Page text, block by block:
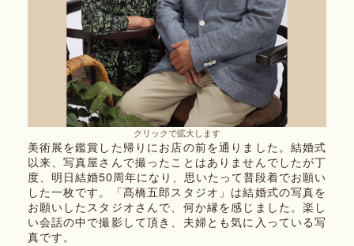
クリックで拡大します
美術展を鑑賞した帰りにお店の前を通りました。結婚式
以来、写真屋さんで撮ったことはありませんでしたが丁
度、明日結婚50周年になり、思いたって普段着でお願い
した一枚です。「髙橋五郎スタジオ」は結婚式の写真を
お願いしたスタジオさんで、何か縁を感じました。楽し
い会話の中で撮影して頂き、夫婦とも気に入っている写
真です。